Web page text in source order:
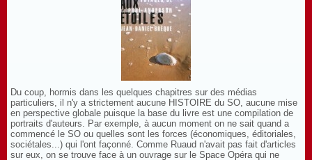
Du coup, hormis dans les quelques chapitres sur des médias
particuliers, il n'y a strictement aucune HISTOIRE du SO, aucune mise
en perspective globale puisque la base du livre est une compilation de
portraits d'auteurs. Par exemple, à aucun moment on ne sait quand a
commencé le SO ou quelles sont les forces (économiques, éditoriales,
sociétales...) qui l'ont façonné. Comme Ruaud n'avait pas fait d'articles
sur eux, on se trouve face à un ouvrage sur le Space Opéra qui ne